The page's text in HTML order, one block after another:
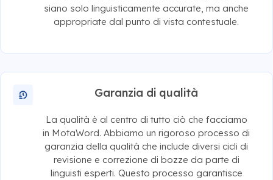
siano solo linguisticamente accurate, ma anche
appropriate dal punto di vista contestuale.
Garanzia di qualità
La qualità è al centro di tutto ciò che facciamo
in MotaWord. Abbiamo un rigoroso processo di
garanzia della qualità che include diversi cicli di
revisione e correzione di bozze da parte di
linguisti esperti. Questo processo garantisce